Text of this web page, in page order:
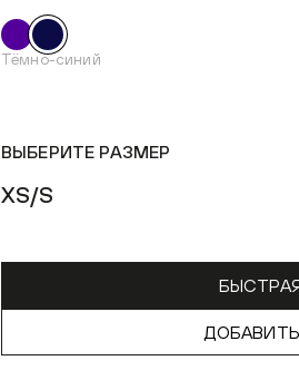
Тёмно-синий
ВЫБЕРИТЕ РАЗМЕР
XS/S